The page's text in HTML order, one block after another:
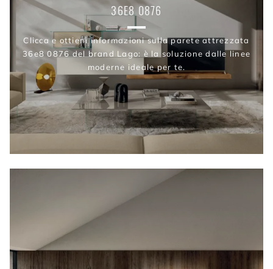
36E8 0876
Clicca e ottieni informazioni sulla parete attrezzata
36e8 0876 del brand Lago: è la soluzione dalle linee
moderne ideale per te.